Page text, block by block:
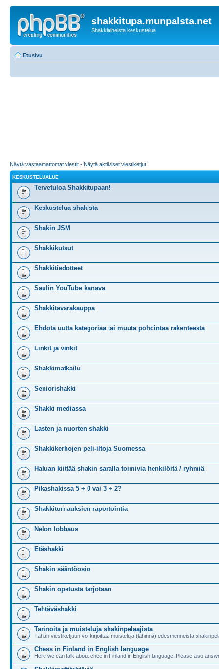
shakkitupa.munpalsta.net
Shakkiaiheista keskustelua
Etusivu
Näytä vastaamattomat viestit • Näytä aktiiviset viestiketjut
KESKUSTELUALUE
Tervetuloa Shakkitupaan!
Keskustelua shakista
Shakin JSM
Shakkikutsut
Shakkitiedotteet
Saulin YouTube kanava
Shakkitavarakauppa
Ehdota uutta kategoriaa tai muuta pohdintaa rakenteesta
Linkit ja vinkit
Shakkimatkailu
Seniorishakki
Shakki mediassa
Lasten ja nuorten shakki
Shakkikerhojen peli-iltoja Suomessa
Haluan kiittää shakin saralla toimivia henkilöitä / ryhmiä
Pikashakissa 5 + 0 vai 3 + 2?
Shakkiturnauksien raportointia
Nelon lobbaus
Etäshakki
Shakin sääntöosio
Shakin opetusta tarjotaan
Tehtäväshakki
Tarinoita ja muisteluja shakinpelaajista
Tähän viestiketjuun voi kirjoittaa muisteluja (lähinnä) edesmenneistä
Chess in Finland in English language
Here we can talk about chee in Finland in English language. Please also